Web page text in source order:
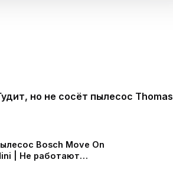
но не сосёт пылесос Thomas
Bosch Move On
| Не работают